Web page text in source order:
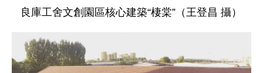
良庫工舍文創園區核心建築“棲棠”（王登昌 攝）